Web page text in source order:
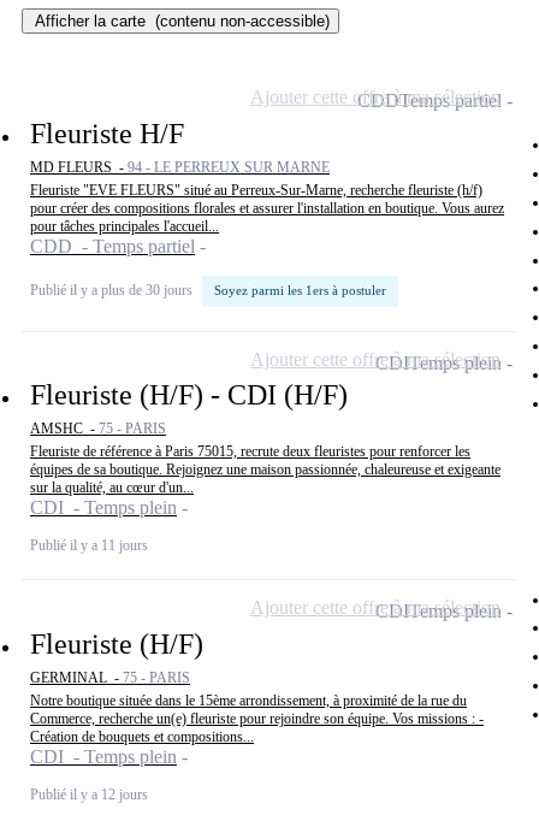
Afficher la carte (contenu non-accessible)
Fleuriste H/F
MD FLEURS - 94 - LE PERREUX SUR MARNE
Fleuriste "EVE FLEURS" situé au Perreux-Sur-Marne, recherche fleuriste (h/f)
pour créer des compositions florales et assurer l'installation en boutique. Vous aurez
pour tâches principales l'accueil...
CDD - Temps partiel
Publié il y a plus de 30 jours Soyez parmi les 1ers à postuler
CDDTemps partiel
Ajouter cette offre à ma sélection
Fleuriste (H/F) - CDI (H/F)
AMSHC - 75 - PARIS
Fleuriste de référence à Paris 75015, recrute deux fleuristes pour renforcer les
équipes de sa boutique. Rejoignez une maison passionnée, chaleureuse et exigeante
sur la qualité, au cœur d'un...
CDI - Temps plein
Publié il y a 11 jours
CDITemps plein
Ajouter cette offre à ma sélection
Fleuriste (H/F)
GERMINAL - 75 - PARIS
Notre boutique située dans le 15ème arrondissement, à proximité de la rue du
Commerce, recherche un(e) fleuriste pour rejoindre son équipe. Vos missions : -
Création de bouquets et compositions...
CDI - Temps plein
Publié il y a 12 jours
CDITemps plein
Ajouter cette offre à ma sélection